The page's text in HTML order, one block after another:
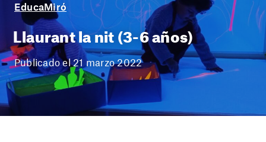
EducaMiró
Llaurant la nit (3-6 años)
Publicado el 21 marzo 2022